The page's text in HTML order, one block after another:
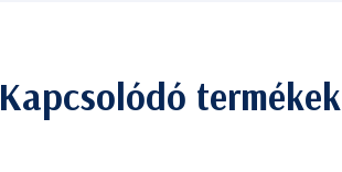
Kapcsolódó termékek